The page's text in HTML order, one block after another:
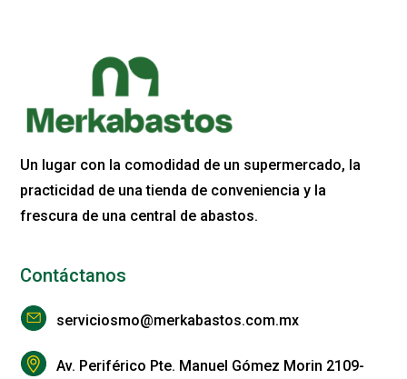
Un lugar con la comodidad de un supermercado, la
practicidad de una tienda de conveniencia y la
frescura de una central de abastos.
Contáctanos
serviciosmo@merkabastos.com.mx
Av. Periférico Pte. Manuel Gómez Morin 2109-